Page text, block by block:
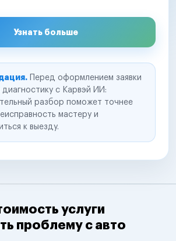
Узнать больше
Перед оформлением заявки
с Карвэй ИИ:
разбор поможет точнее
мастеру и
к выезду.
услуги
проблему с авто